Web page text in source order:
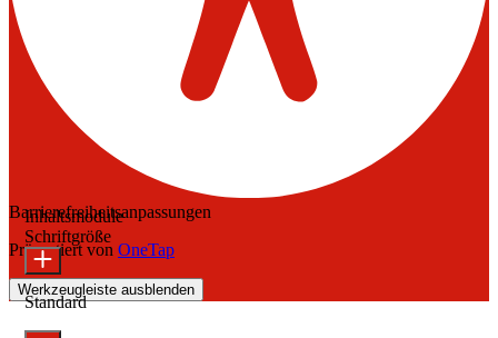
Barrierefreiheitsanpassungen
Präsentiert von OneTap
Werkzeugleiste ausblenden
Inhaltsmodule
Schriftgröße
Standard